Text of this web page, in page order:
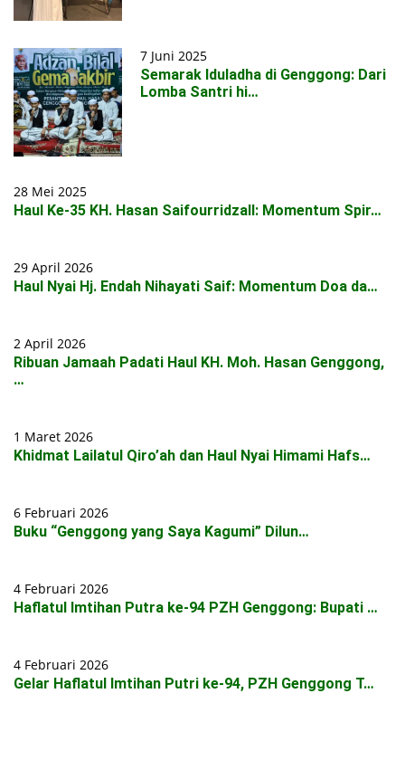
7 Juni 2025
Semarak Iduladha di Genggong: Dari
Lomba Santri hi…
28 Mei 2025
Haul Ke-35 KH. Hasan Saifourridzall: Momentum Spir…
29 April 2026
Haul Nyai Hj. Endah Nihayati Saif: Momentum Doa da…
2 April 2026
Ribuan Jamaah Padati Haul KH. Moh. Hasan Genggong,
…
1 Maret 2026
Khidmat Lailatul Qiro’ah dan Haul Nyai Himami Hafs…
6 Februari 2026
Buku “Genggong yang Saya Kagumi” Dilun…
4 Februari 2026
Haflatul Imtihan Putra ke-94 PZH Genggong: Bupati …
4 Februari 2026
Gelar Haflatul Imtihan Putri ke-94, PZH Genggong T…